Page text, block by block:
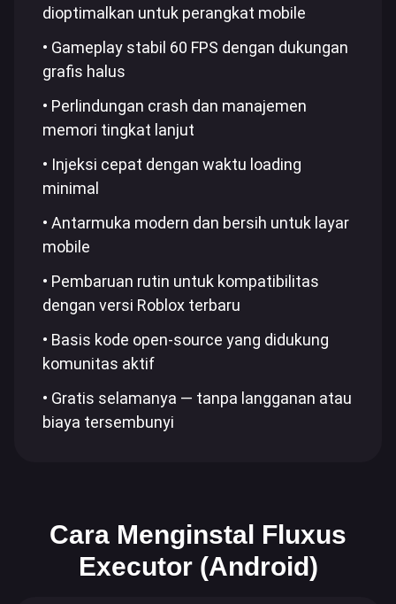
dioptimalkan untuk perangkat mobile
• Gameplay stabil 60 FPS dengan dukungan
grafis halus
• Perlindungan crash dan manajemen
memori tingkat lanjut
• Injeksi cepat dengan waktu loading
minimal
• Antarmuka modern dan bersih untuk layar
mobile
• Pembaruan rutin untuk kompatibilitas
dengan versi Roblox terbaru
• Basis kode open-source yang didukung
komunitas aktif
• Gratis selamanya — tanpa langganan atau
biaya tersembunyi
Cara Menginstal Fluxus
Executor (Android)